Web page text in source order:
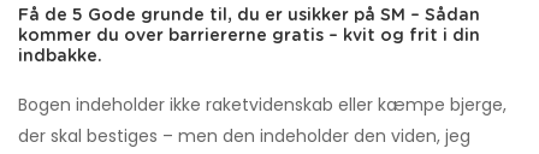
Få de 5 Gode grunde til, du er usikker på SM – Sådan
kommer du over barriererne gratis – kvit og frit i din
indbakke.
Bogen indeholder ikke raketvidenskab eller kæmpe bjerge,
der skal bestiges – men den indeholder den viden, jeg